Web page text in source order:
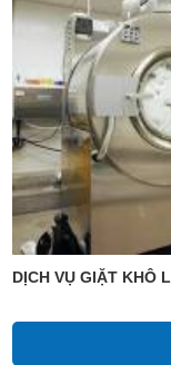
DỊCH VỤ GIẶT KHÔ